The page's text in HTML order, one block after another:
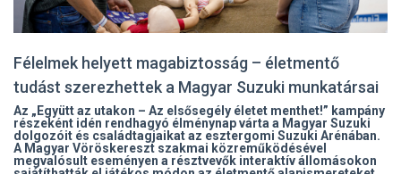
Félelmek helyett magabiztosság – életmentő
tudást szerezhettek a Magyar Suzuki munkatársai
Az „Együtt az utakon – Az elsősegély életet menthet!” kampány
részeként idén rendhagyó élménynap várta a Magyar Suzuki
dolgozóit és családtagjaikat az esztergomi Suzuki Arénában.
A Magyar Vöröskereszt szakmai közreműködésével
megvalósult eseményen a résztvevők interaktív állomásokon